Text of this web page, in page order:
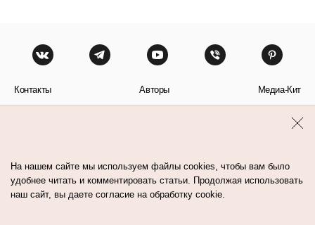
Контакты Авторы Медиа-Кит
На нашем сайте мы используем файлы cookies, чтобы вам было
удобнее читать и комментировать статьи. Продолжая использовать
наш сайт, вы даете согласие на обработку cookie.